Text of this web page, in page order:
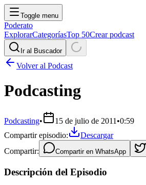
Toggle menu
Poderato
ExplorarCategoríasTop 50Crear podcast
Ir al Buscador
Volver al Podcast
Podcasting
Podcasting• 15 de julio de 2011 •0:59
Compartir episodio:
Descargar
Compartir:
Compartir en WhatsApp
Descripción del Episodio